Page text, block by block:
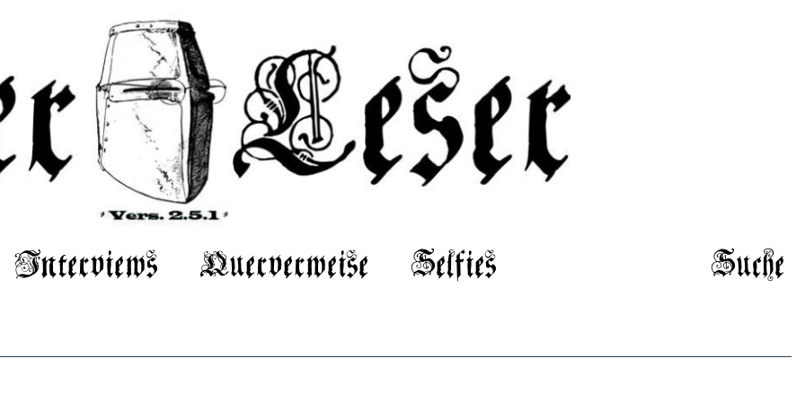
Interviews Querverweise Selfies Suche